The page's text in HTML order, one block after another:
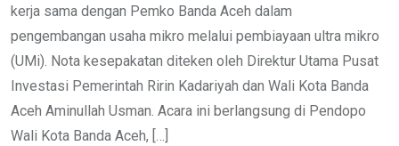
kerja sama dengan Pemko Banda Aceh dalam
pengembangan usaha mikro melalui pembiayaan ultra mikro
(UMi). Nota kesepakatan diteken oleh Direktur Utama Pusat
Investasi Pemerintah Ririn Kadariyah dan Wali Kota Banda
Aceh Aminullah Usman. Acara ini berlangsung di Pendopo
Wali Kota Banda Aceh, […]